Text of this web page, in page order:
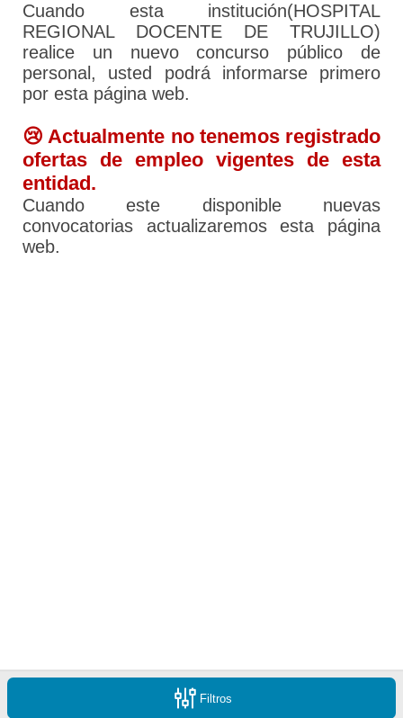
Cuando esta institución(HOSPITAL
REGIONAL DOCENTE DE TRUJILLO)
realice un nuevo concurso público de
personal, usted podrá informarse primero
por esta página web.
😢 Actualmente no tenemos registrado
ofertas de empleo vigentes de esta
entidad.
Cuando este disponible nuevas
convocatorias actualizaremos esta página
web.
Filtros